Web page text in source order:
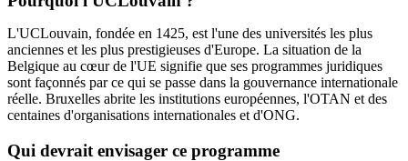
L'UCLouvain, fondée en 1425, est l'une des universités les plus
anciennes et les plus prestigieuses d'Europe. La situation de la
Belgique au cœur de l'UE signifie que ses programmes juridiques
sont façonnés par ce qui se passe dans la gouvernance internationale
réelle. Bruxelles abrite les institutions européennes, l'OTAN et des
centaines d'organisations internationales et d'ONG.
Qui devrait envisager ce programme